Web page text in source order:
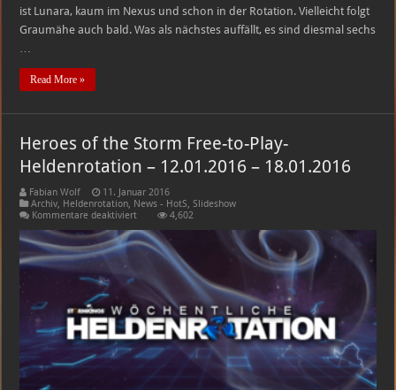
ist Lunara, kaum im Nexus und schon in der Rotation. Vielleicht folgt
Graumähe auch bald. Was als nächstes auffällt, es sind diesmal sechs
Read More »
Heroes of the Storm Free-to-Play-
Heldenrotation – 12.01.2016 – 18.01.2016
Fabian Wolf
11. Januar 2016
Archiv, Heldenrotation, News - HotS,Slideshow
Kommentare deaktiviertfür
of
the
Storm
to-
Heldenrotation
–
12.01.2016
–
18.01.2016
4,602